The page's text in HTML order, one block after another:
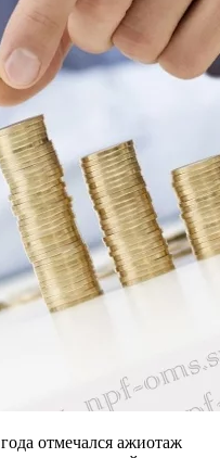
отмечался ажиотаж